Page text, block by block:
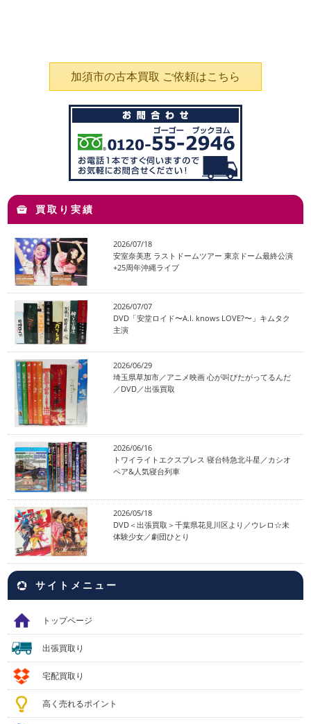
加須市の古本買取 ご依頼はこちら
買取り実績
2026/07/18
安室奈美恵 ラストドームツアー 東京ドーム最終公演
+25周年沖縄ライブ
2026/07/07
DVD「安堂ロイド〜A.I. knows LOVE?〜」キムタク
主演
2026/06/29
埼玉県草加市／アニメ映画 心が叫びたがってるんだ
／DVD／出張買取
2026/06/16
トワイライトエクスプレス 寝台特急北斗星／カシオ
ペア&人気寝台列車
2026/05/18
DVD＜出張買取＞千葉県花見川区より／ウレロ☆未
体験少女／劇団ひとり
サイトメニュー
トップページ
出張買取り
宅配買取り
高く売れるポイント